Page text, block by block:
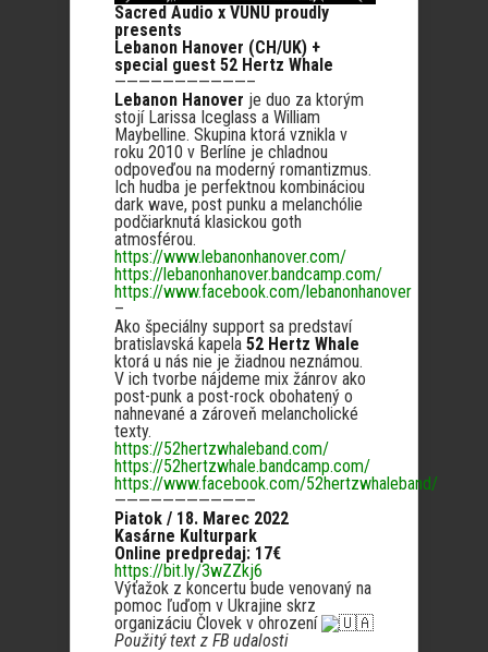
Sacred Audio x VUNU proudly
presents
Lebanon Hanover (CH/UK) +
special guest 52 Hertz Whale
———————————–
Lebanon Hanover je duo za ktorým
stojí Larissa Iceglass a William
Maybelline. Skupina ktorá vznikla v
roku 2010 v Berlíne je chladnou
odpoveďou na moderný romantizmus.
Ich hudba je perfektnou kombináciou
dark wave, post punku a melanchólie
podčiarknutá klasickou goth
atmosférou.
https://www.lebanonhanover.com/
https://lebanonhanover.bandcamp.com/
https://www.facebook.com/lebanonhanover
–
Ako špeciálny support sa predstaví
bratislavská kapela 52 Hertz Whale
ktorá u nás nie je žiadnou neznámou.
V ich tvorbe nájdeme mix žánrov ako
post-punk a post-rock obohatený o
nahnevané a zároveň melancholické
texty.
https://52hertzwhaleband.com/
https://52hertzwhale.bandcamp.com/
https://www.facebook.com/52hertzwhaleband/
———————————–
Piatok / 18. Marec 2022
Kasárne Kulturpark
Online predpredaj: 17€
https://bit.ly/3wZZkj6
Výťažok z koncertu bude venovaný na
pomoc ľuďom v Ukrajine skrz
organizáciu Človek v ohrození
Použitý text z FB udalosti